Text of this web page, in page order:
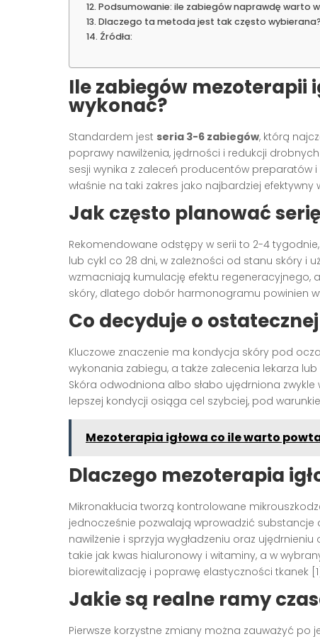
Podsumowanie: ile zabiegów naprawdę warto
Dlaczego ta metoda jest tak często wybierana?
Źródła:
Ile zabiegów mezoterapii
wykonać?
Standardem jest seria 3-6 zabiegów, którą
poprawy nawilżenia, jędrności i redukcji
sesji wynika z zaleceń producentów preparatów
właśnie na taki zakres jako najbardziej
Jak często planować
Rekomendowane odstępy w serii to 2-4
lub cykl co 28 dni, w zależności od stanu skóry
wzmacniają kumulację efektu regeneracyjnego,
skóry, dlatego dobór harmonogramu powinien
Co decyduje o
Kluczowe znaczenie ma kondycja skóry pod
wykonania zabiegu, a także zalecenia lekarza
Skóra odwodniona albo słabo ujędrniona
lepszej kondycji osiąga cel szybciej, pod
Mezoterapia igłowa co ile warto
Dlaczego mezoterapia
Mikronakłucia tworzą kontrolowane
jednocześnie pozwalają wprowadzić substancje
nawilżenie i sprzyja wygładzeniu oraz
takie jak kwas hialuronowy i witaminy, a w
biorewitalizację i poprawę elastyczności tkanek
Jakie są realne ramy
Pierwsze korzystne zmiany można zauważyć po